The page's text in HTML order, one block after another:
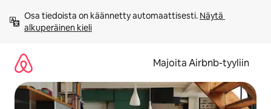
sisältö
väliin
Osa tiedoista on käännetty automaattisesti. Näytä
alkuperäinen kieli
Majoita Airbnb-tyyliin